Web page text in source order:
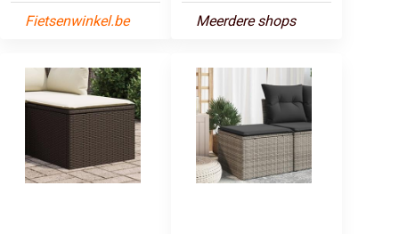
Fietsenwinkel.be
Meerdere shops